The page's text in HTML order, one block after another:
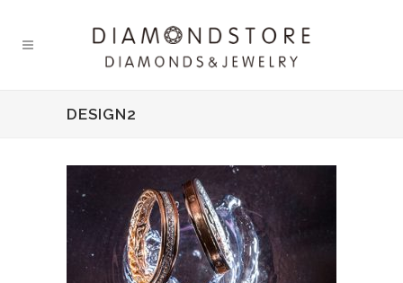
DESIGN2